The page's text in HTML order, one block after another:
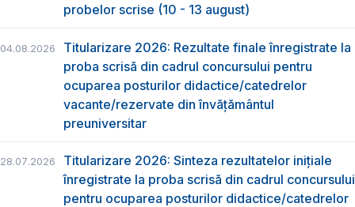
probelor scrise (10 - 13 august)
04.08.2026
Titularizare 2026: Rezultate finale înregistrate la
proba scrisă din cadrul concursului pentru
ocuparea posturilor didactice/catedrelor
vacante/rezervate din învăţământul
preuniversitar
28.07.2026
Titularizare 2026: Sinteza rezultatelor inițiale
înregistrate la proba scrisă din cadrul concursului
pentru ocuparea posturilor didactice/catedrelor